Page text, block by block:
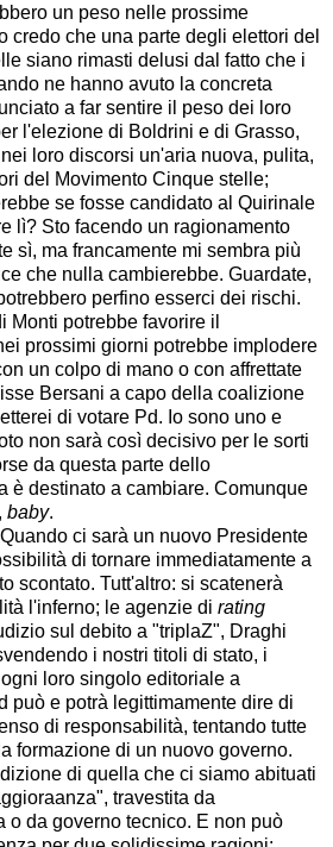
un peso nelle prossime
credo che una parte degli elettori del
siano rimasti delusi dal fatto che i
ne hanno avuto la concreta
a far sentire il peso dei loro
l'elezione di Boldrini e di Grasso,
loro discorsi un'aria nuova, pulita,
del Movimento Cinque stelle;
se fosse candidato al Quirinale
lì? Sto facendo un ragionamento
sì, ma francamente mi sembra più
che nulla cambierebbe. Guardate,
perfino esserci dei rischi.
Monti potrebbe favorire il
prossimi giorni potrebbe implodere
un colpo di mano o con affrettate
Bersani a capo della coalizione
di votare Pd. Io sono uno e
non sarà così decisivo per le sorti
da questa parte dello
è destinato a cambiare. Comunque
baby.
ci sarà un nuovo Presidente
di tornare immediatamente a
scontato. Tutt'altro: si scatenerà
l'inferno; le agenzie di rating
sul debito a "triplaZ", Draghi
i nostri titoli di stato, i
loro singolo editoriale a
può e potrà legittimamente dire di
di responsabilità, tentando tutte
formazione di un nuovo governo.
di quella che ci siamo abituati
travestita da
o da governo tecnico. E non può